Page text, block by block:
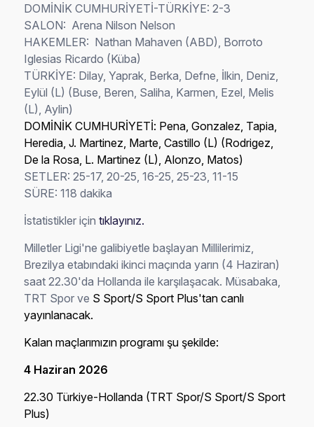
DOMİNİK CUMHURİYETİ-TÜRKİYE: 2-3
SALON: Arena Nilson Nelson
HAKEMLER: Nathan Mahaven (ABD), Borroto
Iglesias Ricardo (Küba)
TÜRKİYE: Dilay, Yaprak, Berka, Defne, İlkin, Deniz,
Eylül (L) (Buse, Beren, Saliha, Karmen, Ezel, Melis
(L), Aylin)
DOMİNİK CUMHURİYETİ: Pena, Gonzalez, Tapia,
Heredia, J. Martinez, Marte, Castillo (L) (Rodrigez,
De la Rosa, L. Martinez (L), Alonzo, Matos)
SETLER: 25-17, 20-25, 16-25, 25-23, 11-15
SÜRE: 118 dakika
İstatistikler içintıklayınız.
Milletler Ligi'ne galibiyetle başlayan Millilerimiz,
Brezilya etabındaki ikinci maçında yarın (4 Haziran)
saat 22.30'da Hollanda ile karşılaşacak. Müsabaka,
TRT Spor ve S Sport/S Sport Plus'tan canlı
yayınlanacak.
Kalan maçlarımızın programı şu şekilde:
4 Haziran 2026
22.30 Türkiye-Hollanda (TRT Spor/S Sport/S Sport
Plus)